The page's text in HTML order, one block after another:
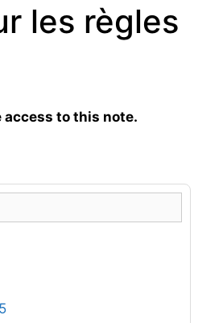
les règles
access to this note.